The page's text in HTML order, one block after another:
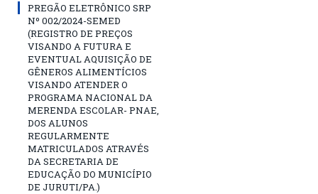
PREGÃO ELETRÔNICO SRP
Nº 002/2024-SEMED
(REGISTRO DE PREÇOS
VISANDO A FUTURA E
EVENTUAL AQUISIÇÃO DE
GÊNEROS ALIMENTÍCIOS
VISANDO ATENDER O
PROGRAMA NACIONAL DA
MERENDA ESCOLAR- PNAE,
DOS ALUNOS
REGULARMENTE
MATRICULADOS ATRAVÉS
DA SECRETARIA DE
EDUCAÇÃO DO MUNICÍPIO
DE JURUTI/PA.)